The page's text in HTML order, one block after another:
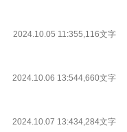
2024.10.05 11:355,116文字
2024.10.06 13:544,660文字
2024.10.07 13:434,284文字